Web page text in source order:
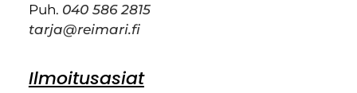
Puh. 040 586 2815
tarja@reimari.fi
Ilmoitusasiat